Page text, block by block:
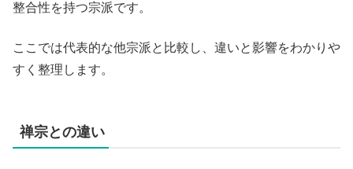
整合性を持つ宗派です。
ここでは代表的な他宗派と比較し、違いと影響をわかりや
すく整理します。
禅宗との違い